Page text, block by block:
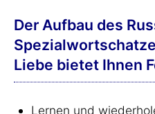
Der Aufbau des
Liebe bietet Ihnen
Lernen und